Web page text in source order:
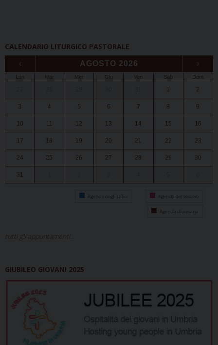
CALENDARIO LITURGICO PASTORALE
‹ AGOSTO 2026 ›
Lun Mar Mer Gio Ven Sab Dom
1 2
3 4 5 6 7 8 9
10 11 12 13 14 15 16
17 18 19 20 21 22 23
24 25 26 27 28 29 30
31
Agenda degli uffici Agenda del vescovo
Agenda diocesana
tutti gli appuntamenti...
GIUBILEO GIOVANI 2025